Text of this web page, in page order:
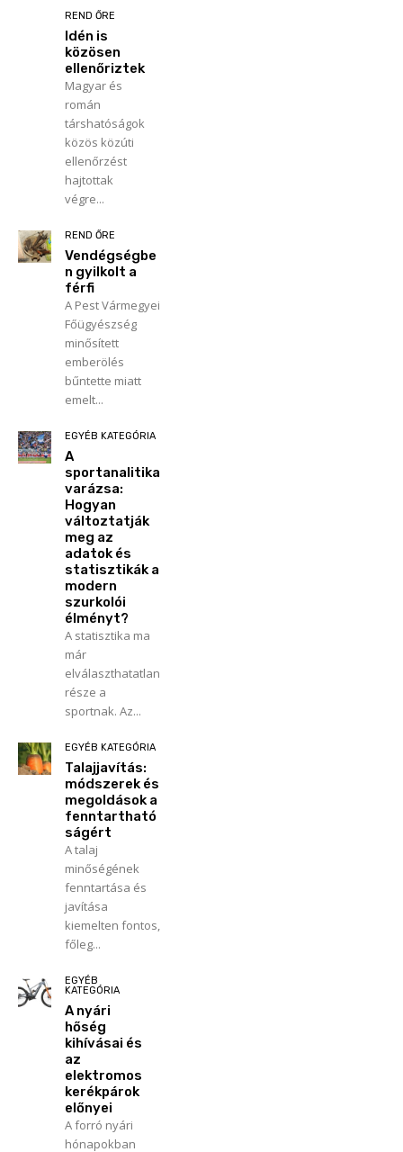
REND ŐRE
Idén is
közösen
ellenőriztek
Magyar és
román
társhatóságok
közös közúti
ellenőrzést
hajtottak
végre...
REND ŐRE
Vendégségbe
n gyilkolt a
férfi
A Pest Vármegyei
Főügyészség
minősített
emberölés
bűntette miatt
emelt...
EGYÉB KATEGÓRIA
A
sportanalitika
varázsa:
Hogyan
változtatják
meg az
adatok és
statisztikák a
modern
szurkolói
élményt?
A statisztika ma
már
elválaszthatatlan
része a
sportnak. Az...
EGYÉB KATEGÓRIA
Talajjavítás:
módszerek és
megoldások a
fenntartható
ságért
A talaj
minőségének
fenntartása és
javítása
kiemelten fontos,
főleg...
EGYÉB
KATEGÓRIA
A nyári
hőség
kihívásai és
az
elektromos
kerékpárok
előnyei
A forró nyári
hónapokban